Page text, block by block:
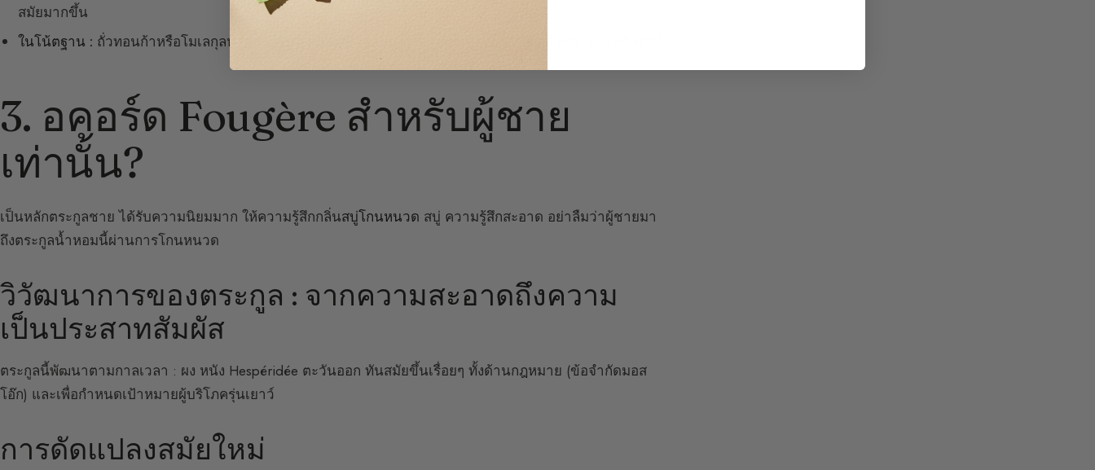
สมัยมากขึ้น
ในโน้ตฐาน : ถั่วทอนก้าหรือโมเลกุลหลักคูมาริน เวทิเวอร์ มอสต้นไม้ บางครั้งวานิลลา โน้ตอำพัน หนัง หรือมัสกี้
3. อคอร์ด Fougère สำหรับผู้ชาย
เท่านั้น?
เป็นหลักตระกูลชาย ได้รับความนิยมมาก ให้ความรู้สึกกลิ่นสบู่โกนหนวด สบู่ ความรู้สึกสะอาด อย่าลืมว่าผู้ชายมา
ถึงตระกูลน้ำหอมนี้ผ่านการโกนหนวด
วิวัฒนาการของตระกูล : จากความสะอาดถึงความ
เป็นประสาทสัมผัส
ตระกูลนี้พัฒนาตามกาลเวลา : ผง หนัง Hespéridée ตะวันออก ทันสมัยขึ้นเรื่อยๆ ทั้งด้านกฎหมาย (ข้อจำกัดมอส
โอ๊ก) และเพื่อกำหนดเป้าหมายผู้บริโภครุ่นเยาว์
การดัดแปลงสมัยใหม่